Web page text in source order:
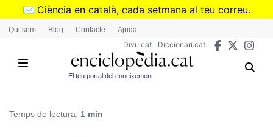
Vés
✉️ Ciència en català, cada setmana al teu correu.
➜Subscriu-te al butlletí de Divulcat
Qui som Blog Contacte Ajuda
Divulcat Diccionari.cat
El teu portal del coneixement
Temps de lectura: 1 min